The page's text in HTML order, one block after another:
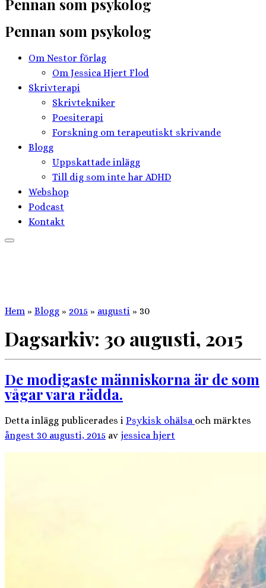
Pennan som psykolog
Pennan som psykolog
Om Nestor förlag
Om Jessica Hjert Flod
Skrivterapi
Skrivtekniker
Poesiterapi
Forskning om terapeutiskt skrivande
Blogg
Uppskattade inlägg
Till dig som inte har ADHD
Webshop
Podcast
Kontakt
Hem » Blogg » 2015 » augusti » 30
Dagsarkiv: 30 augusti, 2015
De modigaste människorna är de som
vågar vara rädda.
Detta inlägg publicerades i Psykisk ohälsa och märktes
ångest 30 augusti, 2015 av jessica hjert